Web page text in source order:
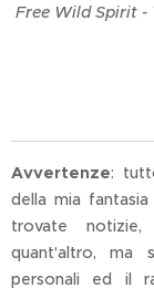
Free Wild Spirit -
Avvertenze:
della mia
trovate notizie,
quant'altro, ma
personali ed il